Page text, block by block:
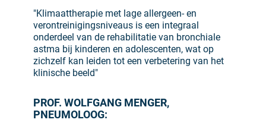
"Klimaattherapie met lage allergeen- en
verontreinigingsniveaus is een integraal
onderdeel van de rehabilitatie van bronchiale
astma bij kinderen en adolescenten, wat op
zichzelf kan leiden tot een verbetering van het
klinische beeld"
PROF. WOLFGANG MENGER,
PNEUMOLOOG: